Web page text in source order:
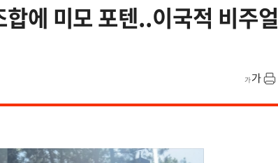
에 미모 포텐..이국적 비주얼